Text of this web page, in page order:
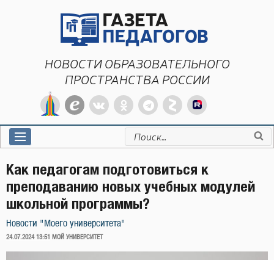
НОВОСТИ ОБРАЗОВАТЕЛЬНОГО
ПРОСТРАНСТВА РОССИИ
Искать:
Как педагогам подготовиться к
преподаванию новых учебных модулей
школьной программы?
Новости "Моего университета"
ОПУБЛИКОВАНО
24.07.2024 13:51 МОЙ УНИВЕРСИТЕТ